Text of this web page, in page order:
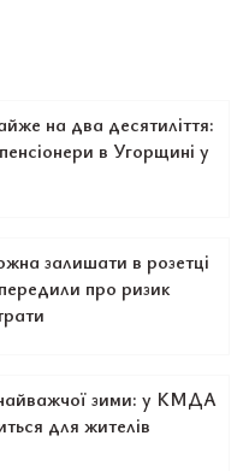
на два десятиліття:
в Угорщині у
залишати в розетці
про ризик
найважчої зими: у КМДА
для жителів